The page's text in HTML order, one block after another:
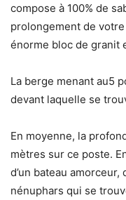
compose à 100% de
prolongement de
énorme bloc de granit
La berge menant au5
devant laquelle se
En moyenne, la
mètres sur ce poste.
d’un bateau
nénuphars qui se